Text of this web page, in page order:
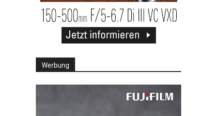
Werbung